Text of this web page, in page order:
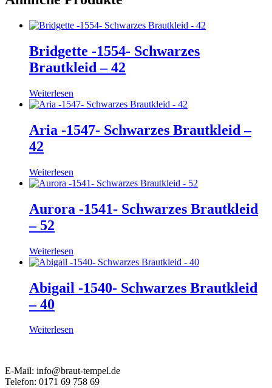
Bridgette -1554- Schwarzes
Brautkleid – 42
Weiterlesen
Aria -1547- Schwarzes Brautkleid –
42
Weiterlesen
Aurora -1541- Schwarzes Brautkleid
– 52
Weiterlesen
Abigail -1540- Schwarzes Brautkleid
– 40
Weiterlesen
E-Mail: info@braut-tempel.de
Telefon: 0171 69 758 69